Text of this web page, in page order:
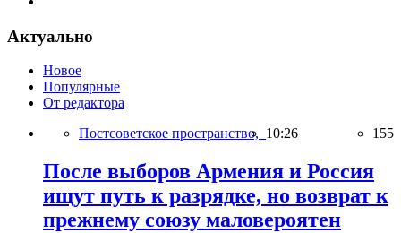
Актуально
Новое
Популярные
От редактора
Постсоветское пространство, 10:26 155
После выборов Армения и Россия
ищут путь к разрядке, но возврат к
прежнему союзу маловероятен